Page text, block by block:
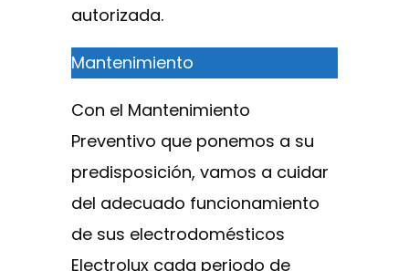
autorizada.
Mantenimiento
Con el Mantenimiento
Preventivo que ponemos a su
predisposición, vamos a cuidar
del adecuado funcionamiento
de sus electrodomésticos
Electrolux cada periodo de